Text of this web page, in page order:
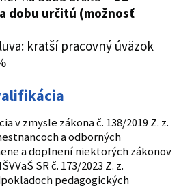
dobu určitú (možnosť
kratší pracovný úväzok
v zmysle zákona č. 138/2019 Z. z.
a odborných
a doplnení niektorých zákonov
SR č. 173/2023 Z. z.
pedagogických